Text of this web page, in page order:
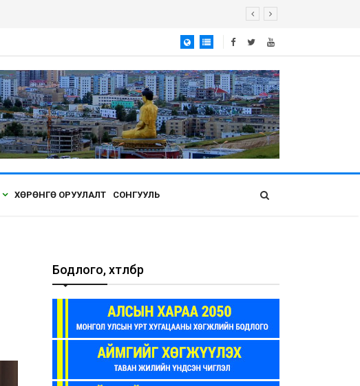
ХӨРӨНГӨ ОРУУЛАЛТ СОНГУУЛЬ
Бодлого, хөтөлбөр